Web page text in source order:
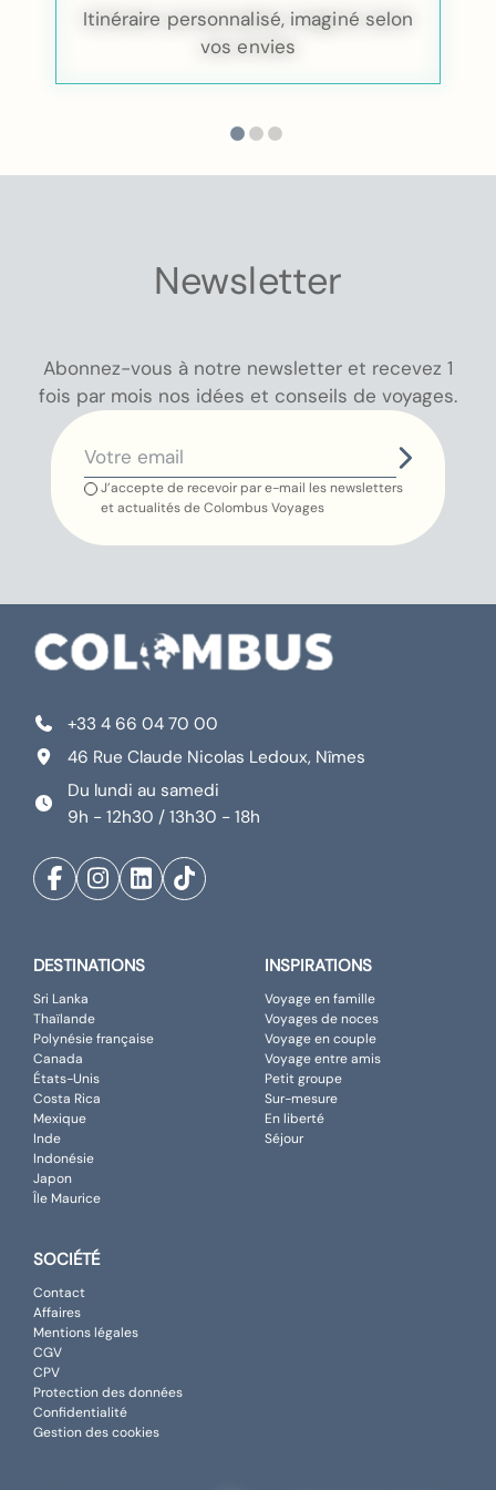
Itinéraire personnalisé, imaginé selon
vos envies
Newsletter
Abonnez-vous à notre newsletter et recevez 1
fois par mois nos idées et conseils de voyages.
J’accepte de recevoir par e-mail les newsletters
et actualités de Colombus Voyages
+33 4 66 04 70 00
46 Rue Claude Nicolas Ledoux, Nîmes
Du lundi au samedi
9h - 12h30 / 13h30 - 18h
DESTINATIONS
Sri Lanka
Thaïlande
Polynésie française
Canada
États-Unis
Costa Rica
Mexique
Inde
Indonésie
Japon
Île Maurice
INSPIRATIONS
Voyage en famille
Voyages de noces
Voyage en couple
Voyage entre amis
Petit groupe
Sur-mesure
En liberté
Séjour
SOCIÉTÉ
Contact
Affaires
Mentions légales
CGV
CPV
Protection des données
Confidentialité
Gestion des cookies